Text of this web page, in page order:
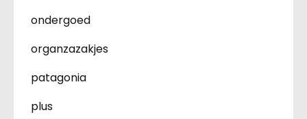
ondergoed
organzazakjes
patagonia
plus